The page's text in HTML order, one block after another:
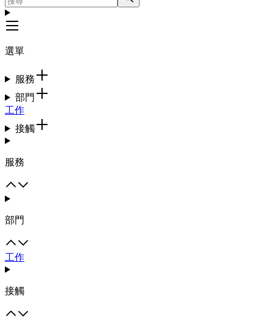
選單
服務
部門
工作
接觸
服務
部門
工作
接觸